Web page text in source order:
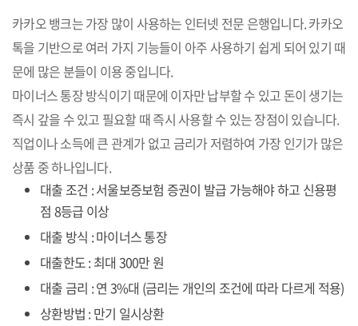
카카오 뱅크는 가장 많이 사용하는 인터넷 전문 은행입니다. 카카오
톡을 기반으로 여러 가지 기능들이 아주 사용하기 쉽게 되어 있기 때
문에 많은 분들이 이용 중입니다.
마이너스 통장 방식이기 때문에 이자만 납부할 수 있고 돈이 생기는
즉시 갚을 수 있고 필요할 때 즉시 사용할 수 있는 장점이 있습니다.
직업이나 소득에 큰 관계가 없고 금리가 저렴하여 가장 인기가 많은
상품 중 하나입니다.
대출 조건 : 서울보증보험 증권이 발급 가능해야 하고 신용평
점 8등급 이상
대출 방식 : 마이너스 통장
대출한도 : 최대 300만 원
대출 금리 : 연 3%대 (금리는 개인의 조건에 따라 다르게 적용)
상환방법 : 만기 일시상환